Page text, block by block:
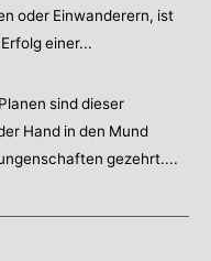
oder Einwanderern, ist
einer...
sind dieser
Hand in den Mund
gezehrt....